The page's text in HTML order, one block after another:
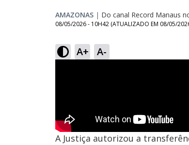
AMAZONAS | Do canal Record Manaus
08/05/2026 - 10H42 (ATUALIZADO EM 08/05/
A+ A-
A Justiça autorizou a